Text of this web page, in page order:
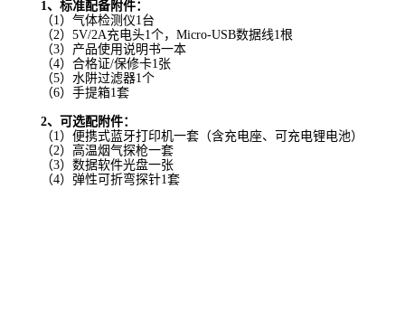
1、标准配备附件：
（1）气体检测仪1台
（2） 5V/2A充电头1个， Micro-USB数据线1根
（3）产品使用说明书一本
（4）合格证/保修卡1张
（5）水阱过滤器1个
（6）手提箱1套
2、可选配附件：
（1）便携式蓝牙打印机一套（含充电座、可充电锂电池）
（2）高温烟气探枪一套
（3）数据软件光盘一张
（4）弹性可折弯探针1套